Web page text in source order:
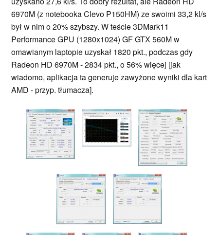
6970M (z notebooka Clevo P150HM) ze swoimi 33,2 kl/s
był w nim o 20% szybszy. W teście 3DMark11
Performance GPU (1280x1024) GF GTX 560M w
omawianym laptopie uzyskał 1820 pkt., podczas gdy
Radeon HD 6970M - 2834 pkt., o 56% więcej [jak
wiadomo, aplikacja ta generuje zawyżone wyniki dla kart
AMD - przyp. tłumacza].